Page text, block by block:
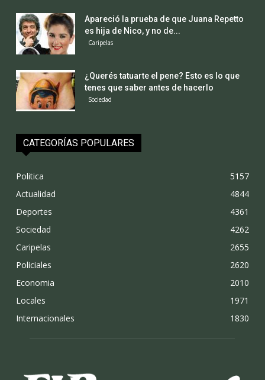
Apareció la prueba de que Juana Repetto
es hija de Nico, y no de...
Caripelas
¿Querés tatuarte el pene? Esto es lo que
tenes que saber antes de hacerlo
Sociedad
CATEGORÍAS POPULARES
Politica
5157
Actualidad
4844
Deportes
4361
Sociedad
4262
Caripelas
2655
Policiales
2620
Economia
2010
Locales
1971
Internacionales
1830